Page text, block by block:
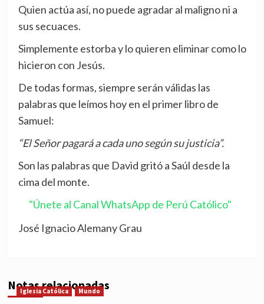
Quien actúa así, no puede agradar al maligno ni a
sus secuaces.
Simplemente estorba y lo quieren eliminar como lo
hicieron con Jesús.
De todas formas, siempre serán válidas las
palabras que leímos hoy en el primer libro de
Samuel:
“El Señor pagará a cada uno según su justicia”.
Son las palabras que David gritó a Saúl desde la
cima del monte.
"Únete al Canal WhatsApp de Perú Católico"
José Ignacio Alemany Grau
Notas relacionadas
Iglesia Católica Mundo